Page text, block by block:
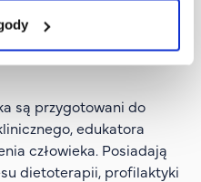
są przygotowani do
edukatora
człowieka. Posiadają
dietoterapii, profilaktyki